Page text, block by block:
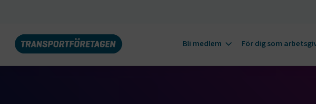
Bli medlem För dig som